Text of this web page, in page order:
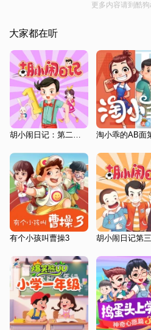
更多内容请到酷
大家都在听
胡小闹日记：第二辑（学习篇） 淘小乖的AB面
有个小孩叫曹操3